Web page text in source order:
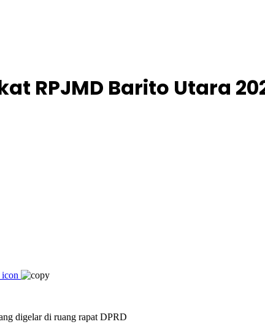
RPJMD Barito Utara